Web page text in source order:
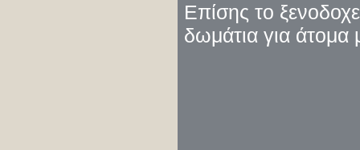
Επίσης το
δωμάτια για άτομα